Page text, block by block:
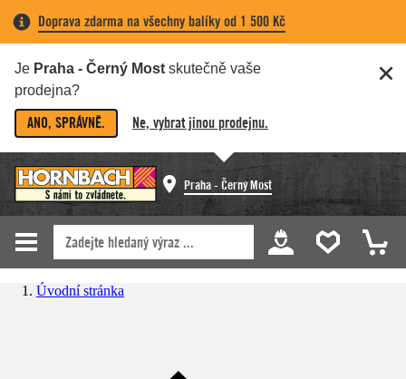
Doprava zdarma na všechny balíky od 1 500 Kč
Je Praha - Černý Most skutečně vaše
prodejna?
ANO, SPRÁVNĚ. Ne, vybrat jinou prodejnu.
Praha - Černý Most
Úvodní stránka